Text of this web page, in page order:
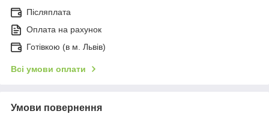
Післяплата
Оплата на рахунок
Готівкою (в м. Львів)
Всі умови оплати
Умови повернення